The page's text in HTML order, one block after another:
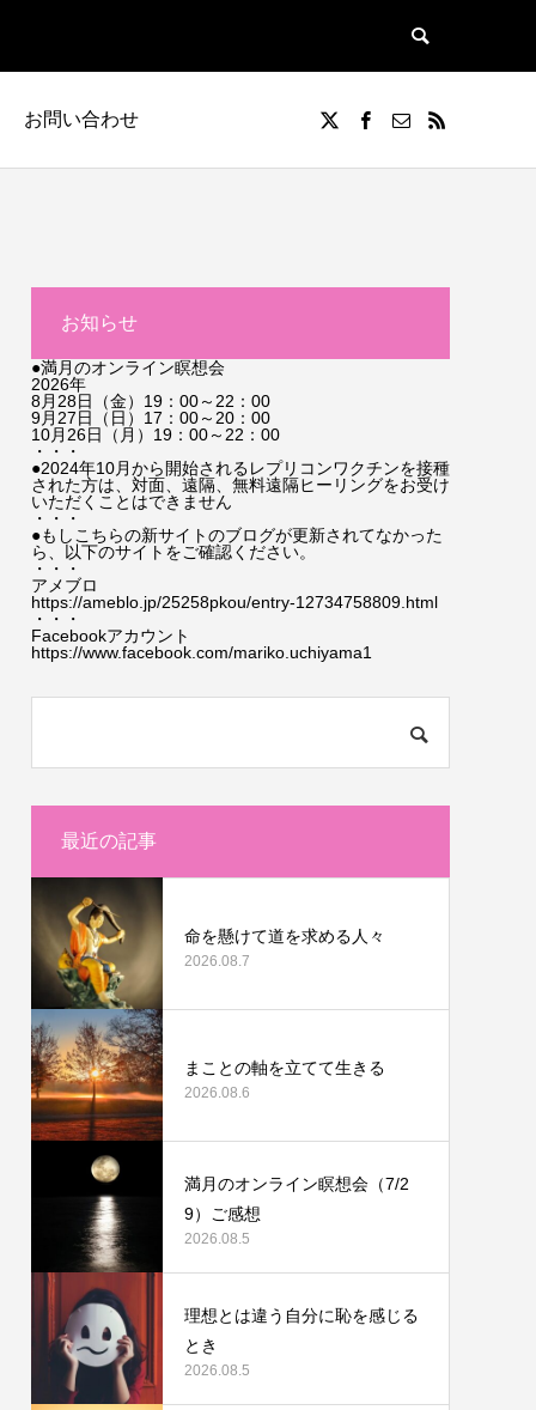
お問い合わせ
お知らせ
●満月のオンライン瞑想会
2026年
8月28日（金）19：00～22：00
9月27日（日）17：00～20：00
10月26日（月）19：00～22：00
・・・
●2024年10月から開始されるレプリコンワクチンを接種
された方は、対面、遠隔、無料遠隔ヒーリングをお受け
いただくことはできません
・・・
●もしこちらの新サイトのブログが更新されてなかった
ら、以下のサイトをご確認ください。
・・・
アメブロ
https://ameblo.jp/25258pkou/entry-12734758809.html
・・・
Facebookアカウント
https://www.facebook.com/mariko.uchiyama1
最近の記事
命を懸けて道を求める人々
2026.08.7
まことの軸を立てて生きる
2026.08.6
満月のオンライン瞑想会（7/2
9）ご感想
2026.08.5
理想とは違う自分に恥を感じる
とき
2026.08.5